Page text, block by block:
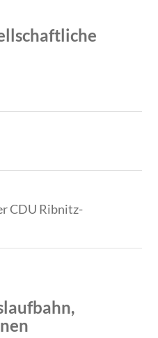
CDU Ribnitz-